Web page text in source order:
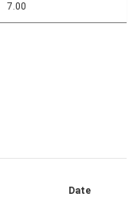
7.00
Date